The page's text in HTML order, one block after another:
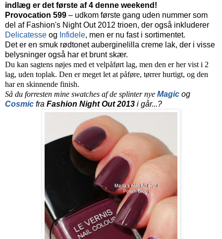
indlæg er det første af 4 denne weekend!
Provocation 599 – udkom første gang uden nummer som
del af Fashion's Night Out 2012 trioen, der også inkluderer
Delicatesse og Infidele, men er nu fast i sortimentet.
Det er en smuk rødtonet auberginelilla creme lak, der i visse
belysninger også har et brunt skær.
Du kan sagtens nøjes med et velpåført lag, men den er her vist i 2
lag, uden toplak. Den er meget let at påføre, tørrer hurtigt, og den
har en skinnende finish.
Så du forresten mine swatches af de splinter nye Magic og
Cosmic fra Fashion Night Out 2013 i går...?